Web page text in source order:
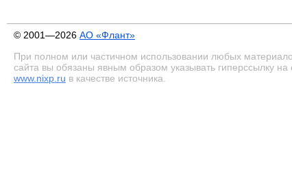
© 2001—2026 АО «Флант»
При полном или частичном использовании любых
сайта вы обязаны явным образом указывать гиперссылку на
www.nixp.ru в качестве источника.